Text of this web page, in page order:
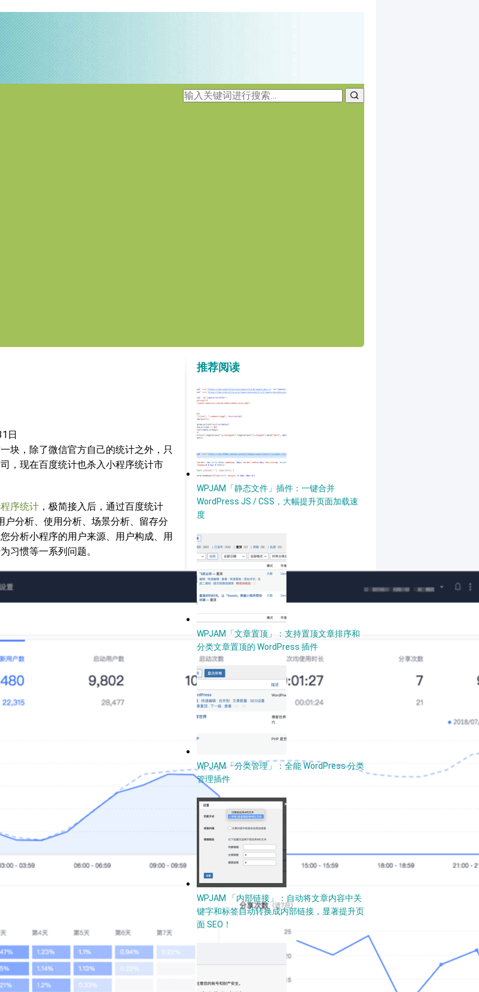
日
块，除了微信官方自己的统计之外，只
，现在百度统计也杀入小程序统计市
序统计 ，极简接入后，通过百度统计
分析、使用分析、场景分析、留存分
分析小程序的用户来源、用户构成、用
习惯等一系列问题。
推荐阅读
WPJAM「静态文件」插件：一键合并
WordPress JS / CSS，大幅提升页面加载速
度
WPJAM「文章置顶」：支持置顶文章排序和
分类文章置顶的 WordPress 插件
WPJAM「分类管理」：全能 WordPress 分类
管理插件
WPJAM 「内部链接」：自动将文章内容中关
键字和标签自动转换成内部链接，显著提升页
面 SEO！